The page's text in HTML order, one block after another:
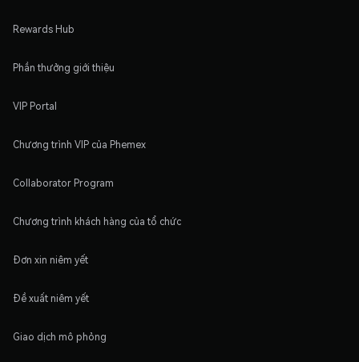
Rewards Hub
Phần thưởng giới thiệu
VIP Portal
Chương trình VIP của Phemex
Collaborator Program
Chương trình khách hàng của tổ chức
Đơn xin niêm yết
Đề xuất niêm yết
Giao dịch mô phỏng